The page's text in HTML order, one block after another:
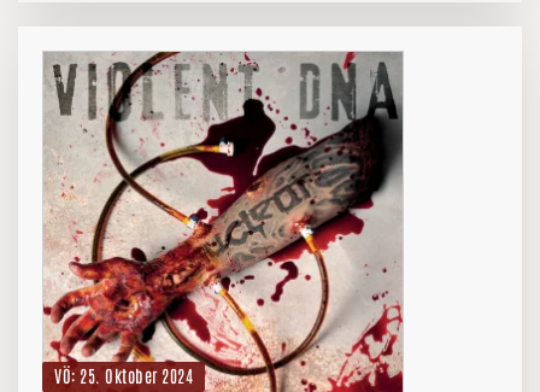
VÖ: 25. Oktober 2024